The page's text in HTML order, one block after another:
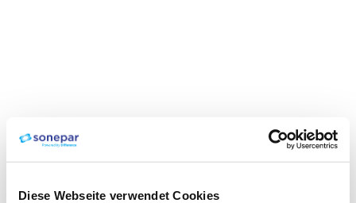
Diese Webseite verwendet Cookies